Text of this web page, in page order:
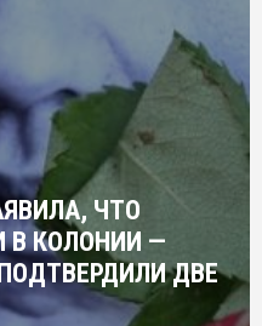
ЧТО
В КОЛОНИИ —
ДВЕ